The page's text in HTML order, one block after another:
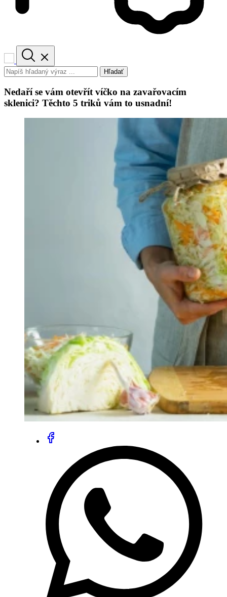
Hľadať
Nedaří se vám otevřít víčko na zavařovacím
sklenici? Těchto 5 triků vám to usnadní!